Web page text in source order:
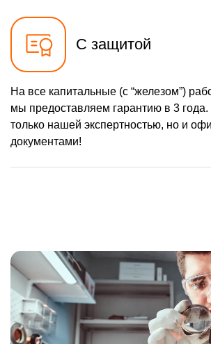
С защитой
На все капитальные (с “железом”)
мы предоставляем гарантию в 3
только нашей экспертностью, но и
документами!